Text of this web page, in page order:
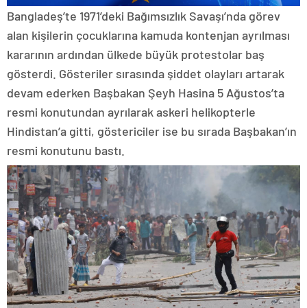
Bangladeş’te 1971’deki Bağımsızlık Savaşı’nda görev
alan kişilerin çocuklarına kamuda kontenjan ayrılması
kararının ardından ülkede büyük protestolar baş
gösterdi. Gösteriler sırasında şiddet olayları artarak
devam ederken Başbakan Şeyh Hasina 5 Ağustos’ta
resmi konutundan ayrılarak askeri helikopterle
Hindistan’a gitti, göstericiler ise bu sırada Başbakan’ın
resmi konutunu bastı.